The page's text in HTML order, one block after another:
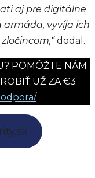
aj pre digitálne
armáda, vyvíja ich
dodal.
POMÔŽTE NÁM
UŽ ZA €3